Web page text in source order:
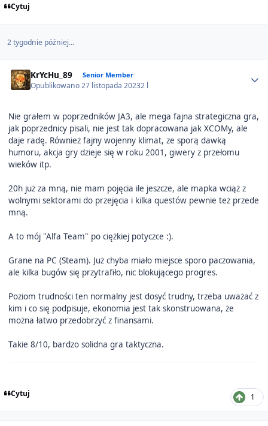
Cytuj
2 tygodnie później...
KrYcHu_89 Senior Member
Opublikowano27 listopada 20232 l
Nie grałem w poprzedników JA3, ale mega fajna strategiczna gra,
jak poprzednicy pisali, nie jest tak dopracowana jak XCOMy, ale
daje radę. Również fajny wojenny klimat, ze sporą dawką
humoru, akcja gry dzieje się w roku 2001, giwery z przełomu
wieków itp.
20h już za mną, nie mam pojęcia ile jeszcze, ale mapka wciąż z
wolnymi sektorami do przejęcia i kilka questów pewnie też przede
mną.
A to mój "Alfa Team" po ciężkiej potyczce :).
Grane na PC (Steam). Już chyba miało miejsce sporo paczowania,
ale kilka bugów się przytrafiło, nic blokującego progres.
Poziom trudności ten normalny jest dosyć trudny, trzeba uważać z
kim i co się podpisuje, ekonomia jest tak skonstruowana, że
można łatwo przedobrzyć z finansami.
Takie 8/10, bardzo solidna gra taktyczna.
Cytuj 1